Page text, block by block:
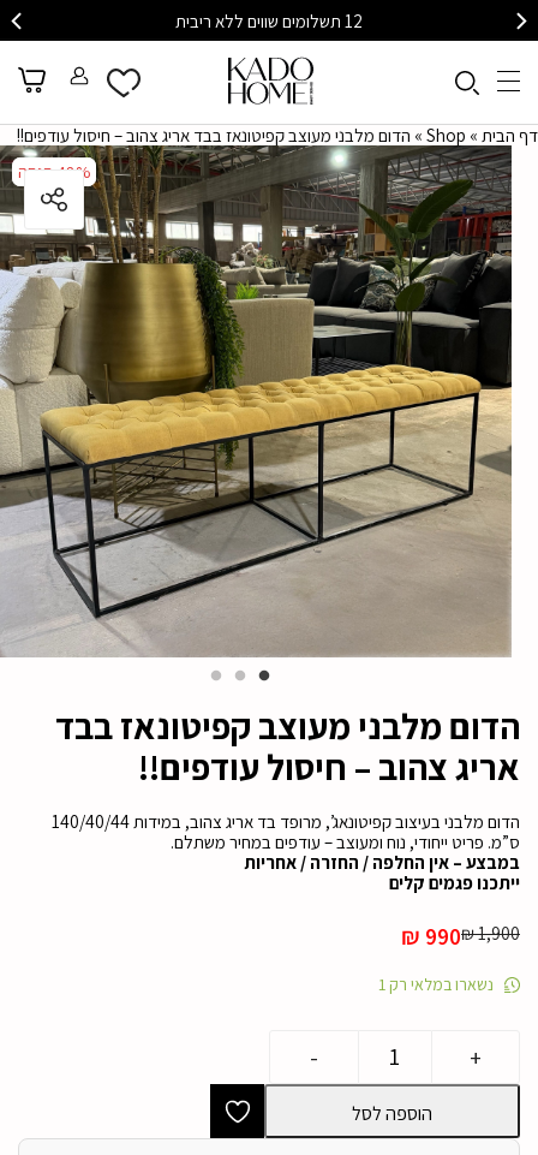
12 תשלומים שווים ללא ריבית
דף הבית »
Shop
» הדום מלבני מעוצב קפיטונאז בבד אריג צהוב – חיסול עודפים!!
48% הנחה 48% הנחה
הדום מלבני מעוצב קפיטונאז בבד
אריג צהוב – חיסול עודפים!!
הדום מלבני בעיצוב קפיטונאג’, מרופד בד אריג צהוב, במידות 140/40/44
ס”מ. פריט ייחודי, נוח ומעוצב – עודפים במחיר משתלם.
במבצע – אין החלפה / החזרה / אחריות
ייתכנו פגמים קלים
₪1,900
המחיר
היה:
₪ 1,900.
₪ 990
המחיר
הוא:
₪ 990. נשארו במלאי רק 1
-
הדום
מלבני
מעוצב
קפיטונאז
+
הוספה לסל